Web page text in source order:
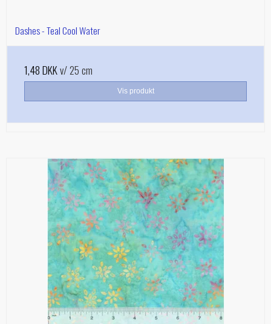
Dashes - Teal Cool Water
1,48 DKKv/ 25 cm
Vis produkt